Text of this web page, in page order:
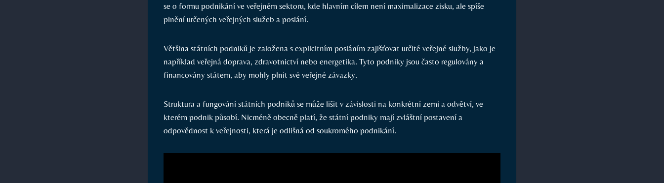
se o formu podnikání ve veřejném sektoru, kde hlavním cílem není maximalizace zisku, ale spíše
plnění určených veřejných služeb a poslání.
Většina státních podniků je založena s explicitním posláním zajišťovat určité veřejné služby, jako je
například veřejná doprava, zdravotnictví nebo energetika. Tyto podniky jsou často regulovány a
financovány státem, aby mohly plnit své veřejné závazky.
Struktura a fungování státních podniků se může lišit v závislosti na konkrétní zemi a odvětví, ve
kterém podnik působí. Nicméně obecně platí, že státní podniky mají zvláštní postavení a
odpovědnost k veřejnosti, která je odlišná od soukromého podnikání.